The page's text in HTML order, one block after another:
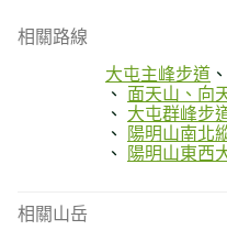
相關路線
大屯主峰步道
面天山、向
大屯群峰步
陽明山南北
陽明山東西
相關山岳